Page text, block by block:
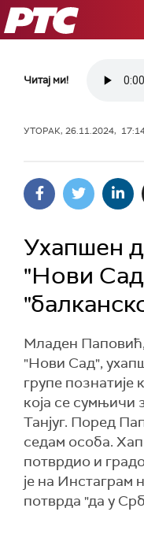
РТС
Читај ми!
УТОРАК, 26.11.2024,
Ухапшен
"Нови
Младен
"Нови Сад",
групе познатије
која се сумњичи
Танјуг. Поред
седам особа.
потврдио и
је на Инстаграм
потврда "да у